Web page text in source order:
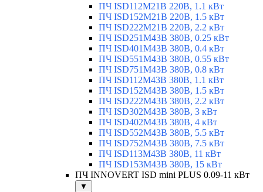
ПЧ ISD112M21B 220В, 1.1 кВт
ПЧ ISD152M21B 220В, 1.5 кВт
ПЧ ISD222M21B 220В, 2.2 кВт
ПЧ ISD251M43B 380В, 0.25 кВт
ПЧ ISD401M43B 380В, 0.4 кВт
ПЧ ISD551M43B 380В, 0.55 кВт
ПЧ ISD751M43B 380В, 0.8 кВт
ПЧ ISD112M43B 380В, 1.1 кВт
ПЧ ISD152M43B 380В, 1.5 кВт
ПЧ ISD222M43B 380В, 2.2 кВт
ПЧ ISD302M43B 380В, 3 кВт
ПЧ ISD402M43B 380В, 4 кВт
ПЧ ISD552M43B 380В, 5.5 кВт
ПЧ ISD752M43B 380В, 7.5 кВт
ПЧ ISD113M43B 380В, 11 кВт
ПЧ ISD153M43B 380В, 15 кВт
ПЧ INNOVERT ISD mini PLUS 0.09-11 кВт
▼